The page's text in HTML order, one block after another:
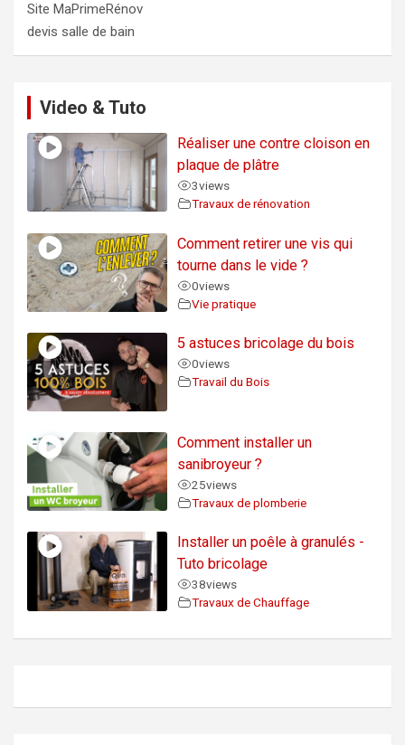
Site MaPrimeRénov
devis salle de bain
Video & Tuto
Réaliser une contre cloison en
plaque de plâtre
3views
Travaux de rénovation
Comment retirer une vis qui
tourne dans le vide ?
0views
Vie pratique
5 astuces bricolage du bois
0views
Travail du Bois
Comment installer un
sanibroyeur ?
25views
Travaux de plomberie
Installer un poêle à granulés -
Tuto bricolage
38views
Travaux de Chauffage